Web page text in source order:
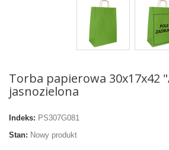
Torba papierowa 30x17x42
jasnozielona
Indeks: PS307G081
Stan: Nowy produkt